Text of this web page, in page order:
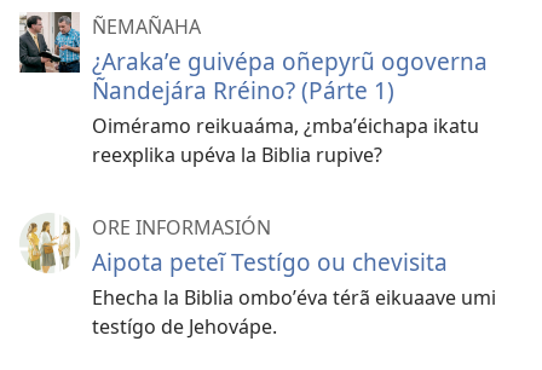
ÑEMAÑAHA
¿Arakaʼe guivépa oñepyrũ ogoverna
Ñandejára Rréino? (Párte 1)
Oiméramo reikuaáma, ¿mbaʼéichapa ikatu
reexplika upéva la Biblia rupive?
ORE INFORMASIÓN
Aipota peteĩ Testígo ou chevisita
Ehecha la Biblia omboʼéva térã eikuaave umi
testígo de Jehovápe.